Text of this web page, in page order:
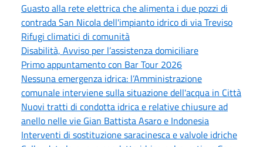
Guasto alla rete elettrica che alimenta i due pozzi di
contrada San Nicola dell'impianto idrico di via Treviso
Rifugi climatici di comunità
Disabilità, Avviso per l’assistenza domiciliare
Primo appuntamento con Bar Tour 2026
Nessuna emergenza idrica: l’Amministrazione
comunale interviene sulla situazione dell'acqua in Città
Nuovi tratti di condotta idrica e relative chiusure ad
anello nelle vie Gian Battista Asaro e Indonesia
Interventi di sostituzione saracinesca e valvole idriche